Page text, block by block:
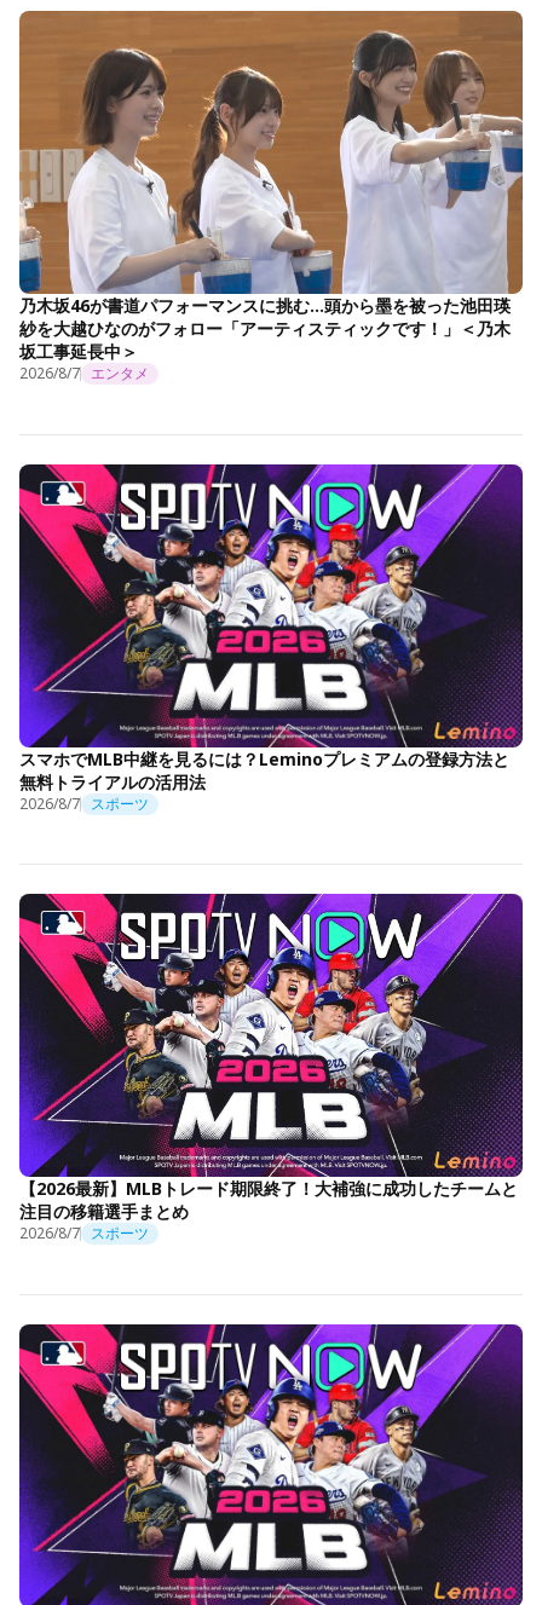
乃木坂46が書道パフォーマンスに挑む…頭から墨を被った池田瑛
紗を大越ひなのがフォロー「アーティスティックです！」＜乃木
坂工事延長中＞
2026/8/7 エンタメ
スマホでMLB中継を見るには？Leminoプレミアムの登録方法と
無料トライアルの活用法
2026/8/7 スポーツ
【2026最新】MLBトレード期限終了！大補強に成功したチームと
注目の移籍選手まとめ
2026/8/7 スポーツ